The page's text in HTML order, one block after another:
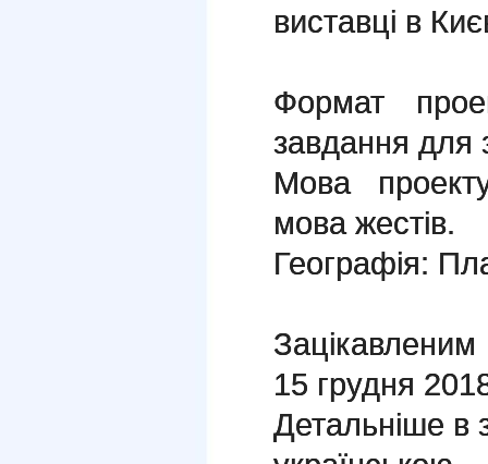
виставці в
Формат
завдання для
Мова
мова жестів.
Географія:
Зацікавленим
15 грудня
Детальніше в